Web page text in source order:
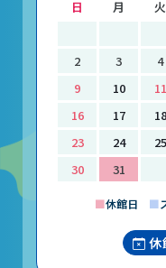
プライバシーポリ
お問い合わせ
日 月 火
2
3 4
9
10 11
16
17 18
23
24 25
30
31
■休館日 ■
休